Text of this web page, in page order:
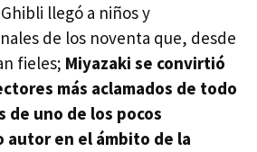
llegó a niños y
de los noventa que, desde
fieles; Miyazaki se convirtió
más aclamados de todo
de uno de los pocos
autor en el ámbito de la